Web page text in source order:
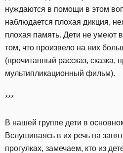
нуждаются в помощи в этом
наблюдается плохая дикция,
плохая память. Дети не умеют
том, что произвело на них
(прочитанный рассказ, сказка,
мультипликационный фильм).
***
В нашей группе дети в
Вслушиваясь в их речь на
прогулках, замечаем, кто из